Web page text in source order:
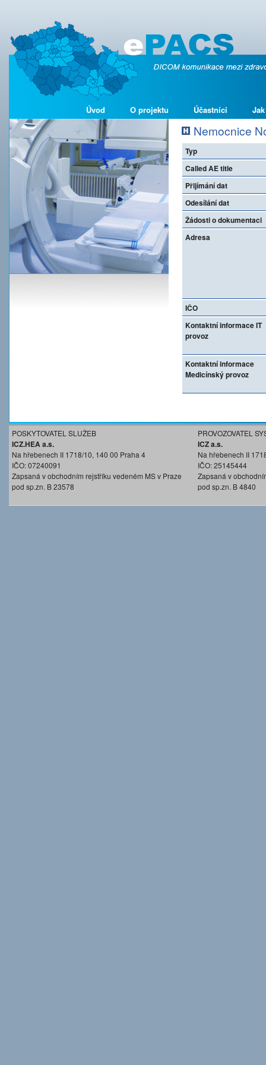
Úvod O projektu Účastníci
Nemocnice
Typ
Called AE title
Přijímání dat
Odesílání dat
Žádosti o dokumentaci
Adresa
IČO
Kontaktní informace IT
provoz
Kontaktní informace
Medicínský provoz
POSKYTOVATEL SLUŽEB
ICZ.HEA a.s.
Na hřebenech II 1718/10, 140 00 Praha 4
IČO: 07240091
Zapsaná v obchodním rejstříku vedeném MS v Praze
pod sp.zn. B 23578
PROVOZOVATEL
ICZ a.s.
Na hřebenech II
IČO: 25145444
Zapsaná v
pod sp.zn. B 4840